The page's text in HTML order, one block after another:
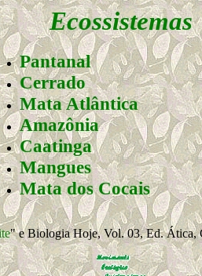
Ecossistemas
Pantanal
Cerrado
Mata Atlântica
Amazônia
Caatinga
Mangues
Mata dos Cocais
" e Biologia Hoje, Vol. 03, Ed. Ática,